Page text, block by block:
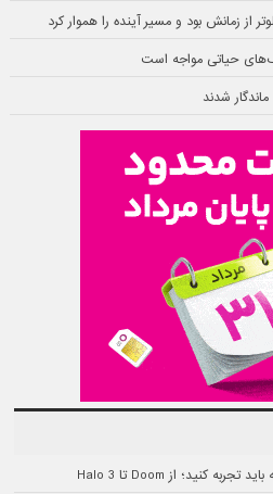
حیاتی مواجه است